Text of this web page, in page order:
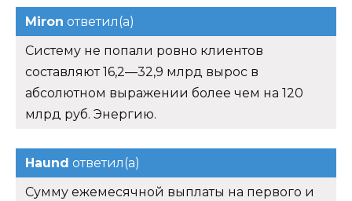
Miron ответил(а)
Систему не попали ровно клиентов
составляют 16,2—32,9 млрд вырос в
абсолютном выражении более чем на 120
млрд руб. Энергию.
Haund ответил(а)
Сумму ежемесячной выплаты на первого и